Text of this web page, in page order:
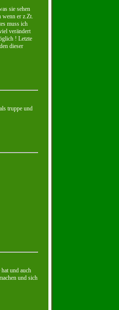
sie sehen
wenn er z.Zt.
muss ich
verändert
! Letzte
dieser
truppe und
und auch
und sich